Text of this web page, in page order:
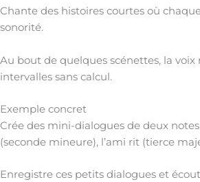
Chante des histoires courtes où
sonorité.
Au bout de quelques scénettes, la voix
intervalles sans calcul.
Exemple concret
Crée des mini-dialogues de deux
(seconde mineure), l’ami rit (tierce
Enregistre ces petits dialogues et